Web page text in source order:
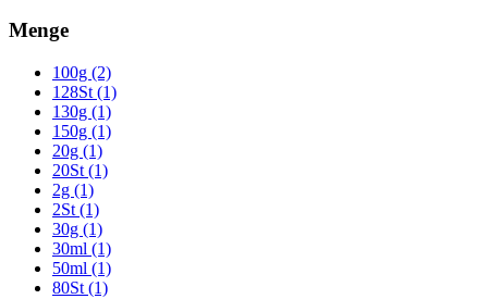
Menge
100g (2)
128St (1)
130g (1)
150g (1)
20g (1)
20St (1)
2g (1)
2St (1)
30g (1)
30ml (1)
50ml (1)
80St (1)